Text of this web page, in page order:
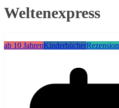
Weltenexpress
ab 10 JahrenKinderbücherRezension